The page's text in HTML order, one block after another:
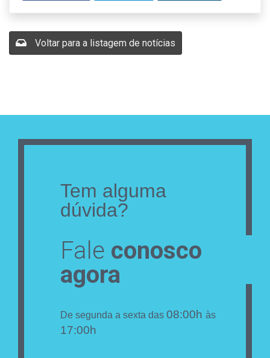
Voltar para a listagem de notícias
Tem alguma
dúvida?
Fale conosco
agora
De segunda a sexta das 08:00h às
17:00h